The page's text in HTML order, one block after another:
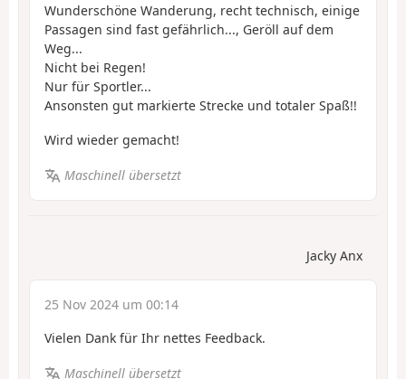
Wunderschöne Wanderung, recht technisch, einige
Passagen sind fast gefährlich..., Geröll auf dem
Weg...
Nicht bei Regen!
Nur für Sportler...
Ansonsten gut markierte Strecke und totaler Spaß!!
Wird wieder gemacht!
Maschinell übersetzt
Jacky Anx
25 Nov 2024 um 00:14
Vielen Dank für Ihr nettes Feedback.
Maschinell übersetzt